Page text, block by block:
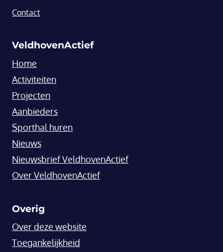
Contact
VeldhovenActief
Home
Activiteiten
Projecten
Aanbieders
Sporthal huren
Nieuws
Nieuwsbrief VeldhovenActief
Over VeldhovenActief
Overig
Over deze website
Toegankelijkheid